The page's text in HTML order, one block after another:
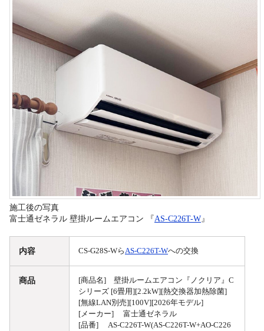
施工後の写真
富士通ゼネラル 壁掛ルームエアコン 『 AS-C226T-W 』
内容 CS-G28S-WらAS-C226T-Wへの交換
商品
[商品名] 壁掛ルームエアコン『ノクリア』C
シリーズ [6畳用][2.2kW][熱交換器加熱除菌]
[無線LAN別売][100V][2026年モデル]
[メーカー] 富士通ゼネラル
[品番] AS-C226T-W(AS-C226T-W+AO-C226